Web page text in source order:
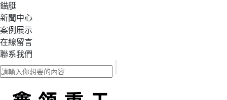
錨艇
新聞中心
案例展示
在線留言
聯系我們